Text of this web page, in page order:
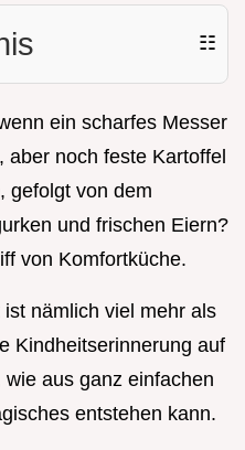
☷
ein scharfes Messer
aber noch feste Kartoffel
, gefolgt von dem
und frischen Eiern?
von Komfortküche.
nämlich viel mehr als
Kindheitserinnerung auf
aus ganz einfachen
entstehen kann.